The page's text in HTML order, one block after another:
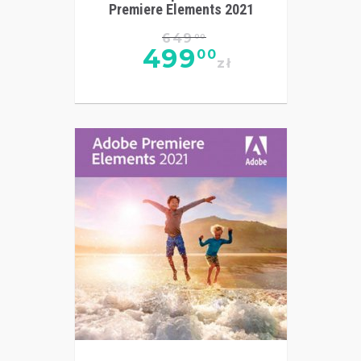
Premiere Elements 2021
64900
499 00
zł